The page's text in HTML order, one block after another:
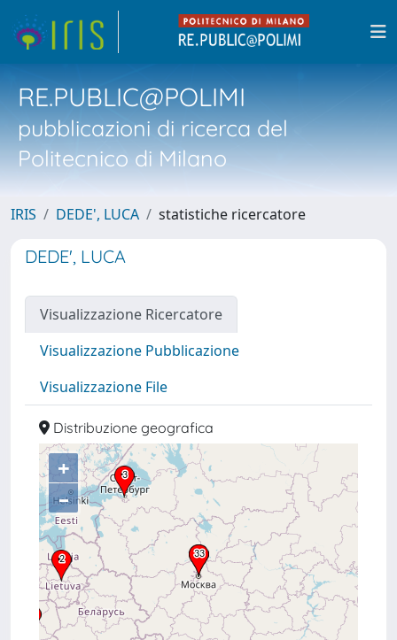
RE.PUBLIC@POLIMI
pubblicazioni di ricerca del
Politecnico di Milano
IRIS DEDE', LUCA statistiche ricercatore
DEDE', LUCA
Visualizzazione Ricercatore
Visualizzazione Pubblicazione
Visualizzazione File
Distribuzione geografica
+
–